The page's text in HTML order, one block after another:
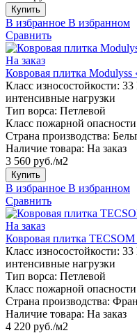
Купить
В избранное В избранном
Сравнить
На заказ
Ковровая плитка Modulyss
Класс износостойкости: 33
интенсивные нагрузки
Тип ворса: Петлевой
Класс пожарной
Страна производства:
Наличие товара: На заказ
3 560 руб./м2
Купить
В избранное В избранном
Сравнить
На заказ
Ковровая плитка
Класс износостойкости: 33
интенсивные нагрузки
Тип ворса: Петлевой
Класс пожарной
Страна производства:
Наличие товара: На заказ
4 220 руб./м2